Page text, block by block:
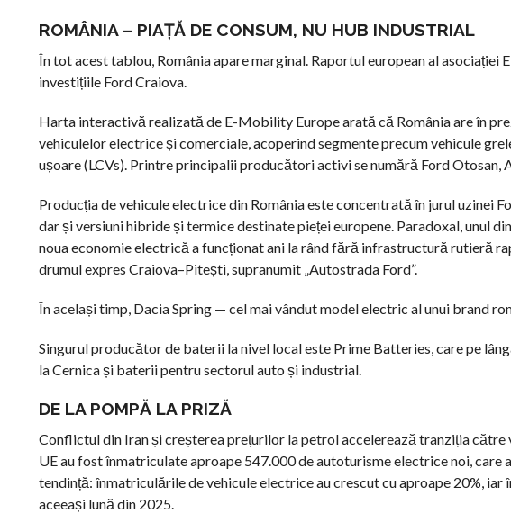
ROMÂNIA – PIAȚĂ DE CONSUM, NU HUB INDUSTRIAL
În tot acest tablou, România apare marginal. Raportul european al
investițiile Ford Craiova.
Harta interactivă realizată de E-Mobility Europe arată că România are în
vehiculelor electrice și comerciale, acoperind segmente precum vehicule
ușoare (LCVs). Printre principalii producători activi se numără Ford
Producția de vehicule electrice din România este concentrată în jurul uzinei
dar și versiuni hibride și termice destinate pieței europene. Paradoxal, unul
noua economie electrică a funcționat ani la rând fără infrastructură rutieră
drumul expres Craiova–Pitești, supranumit „Autostrada Ford”.
În același timp, Dacia Spring — cel mai vândut model electric al unui brand
Singurul producător de baterii la nivel local este Prime Batteries, care pe
la Cernica și baterii pentru sectorul auto și industrial.
DE LA POMPĂ LA PRIZĂ
Conflictul din Iran și creșterea prețurilor la petrol accelerează tranziția
UE au fost înmatriculate aproape 547.000 de autoturisme electrice noi, care
tendință: înmatriculările de vehicule electrice au crescut cu aproape 20%,
aceeași lună din 2025.